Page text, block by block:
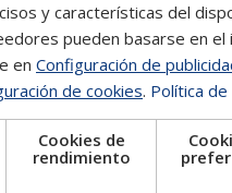
de Salamanca
de anuncios
y características del
pueden basarse en
en Configuración de
de cookies. Política
Cookies de
rendimiento